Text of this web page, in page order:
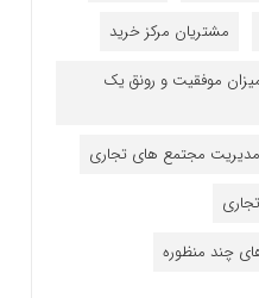
مشتریان مرکز خرید
موفقیت و رونق یک
مدیریت مجتمع های تجاری
چند منظوره